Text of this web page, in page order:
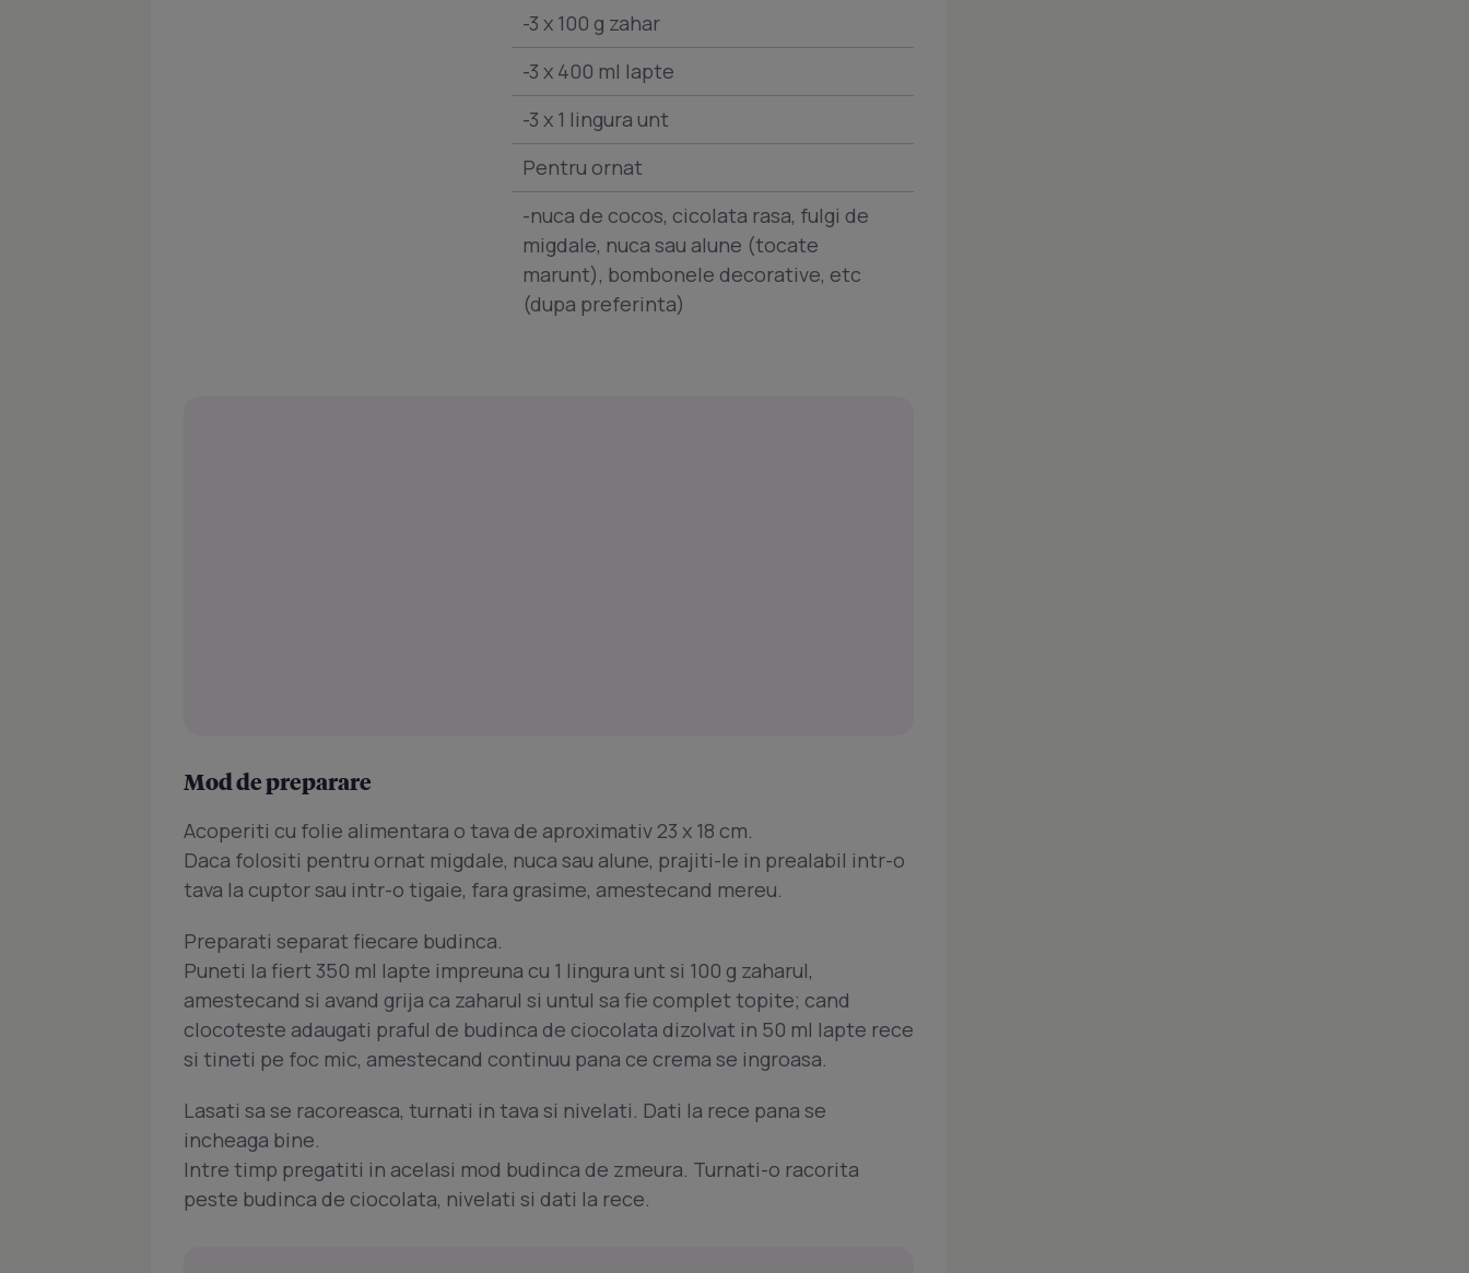
-3 x 100 g zahar
-3 x 400 ml lapte
-3 x 1 lingura unt
Pentru ornat
-nuca de cocos, cicolata rasa, fulgi de
migdale, nuca sau alune (tocate
marunt), bombonele decorative, etc
(dupa preferinta)
Mod de preparare
Acoperiti cu folie alimentara o tava de aproximativ 23 x 18 cm.
Daca folositi pentru ornat migdale, nuca sau alune, prajiti-le in prealabil intr-o
tava la cuptor sau intr-o tigaie, fara grasime, amestecand mereu.
Preparati separat fiecare budinca.
Puneti la fiert 350 ml lapte impreuna cu 1 lingura unt si 100 g zaharul,
amestecand si avand grija ca zaharul si untul sa fie complet topite; cand
clocoteste adaugati praful de budinca de ciocolata dizolvat in 50 ml lapte rece
si tineti pe foc mic, amestecand continuu pana ce crema se ingroasa.
Lasati sa se racoreasca, turnati in tava si nivelati. Dati la rece pana se
incheaga bine.
Intre timp pregatiti in acelasi mod budinca de zmeura. Turnati-o racorita
peste budinca de ciocolata, nivelati si dati la rece.